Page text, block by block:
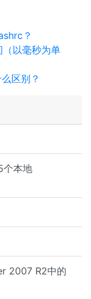
个本地
2007 R2中的
？
以毫秒为单
区别？